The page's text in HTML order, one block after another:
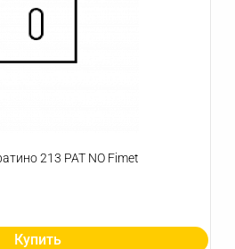
213 PAT NO Fimet
Купить